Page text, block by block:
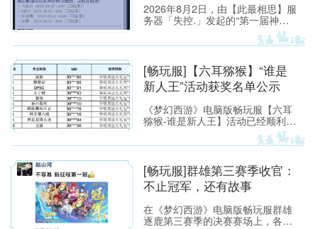
2026年8月2日，由【此最相思】服
务器「失控.」发起的“第一届神威
[畅玩服]【六耳猕猴】“谁是
新人王”活动获奖名单公示
《梦幻西游》电脑版畅玩服【六耳
猕猴-谁是新人王】活动已经顺利落
下帷幕，恭喜以下玩家获得[ROG
玩家国度]周边奖励！ （活动详情
[畅玩服]群雄第三赛季收官：
不止冠军，还有故事
在《梦幻西游》电脑版畅玩服群雄
逐鹿第三赛季的决赛赛场上，各位